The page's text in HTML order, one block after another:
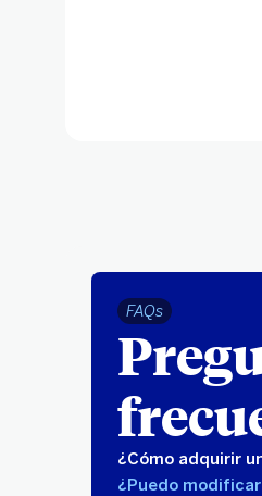
FAQs
¿Cómo adquirir
¿Puedo